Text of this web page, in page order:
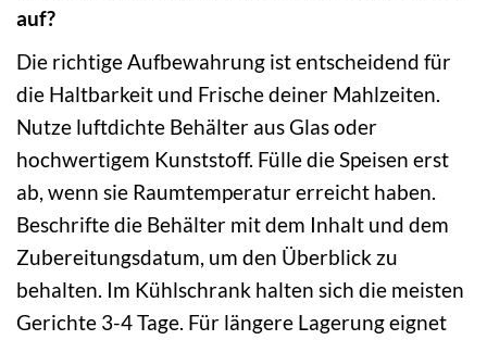
auf?
Die richtige Aufbewahrung ist entscheidend für
die Haltbarkeit und Frische deiner Mahlzeiten.
Nutze luftdichte Behälter aus Glas oder
hochwertigem Kunststoff. Fülle die Speisen erst
ab, wenn sie Raumtemperatur erreicht haben.
Beschrifte die Behälter mit dem Inhalt und dem
Zubereitungsdatum, um den Überblick zu
behalten. Im Kühlschrank halten sich die meisten
Gerichte 3-4 Tage. Für längere Lagerung eignet